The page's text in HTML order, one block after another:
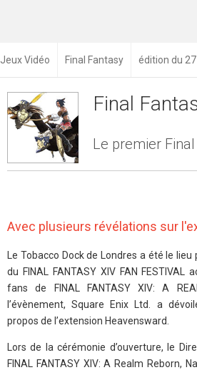
Jeux Vidéo Final Fantasy édition du
Final
Le premier
Avec plusieurs révélations sur
Le Tobacco Dock de Londres a été le
du FINAL FANTASY XIV FAN FESTIVAL
fans de FINAL FANTASY XIV: A
l’évènement, Square Enix Ltd. a
propos de l’extension Heavensward.
Lors de la cérémonie d’ouverture, le
FINAL FANTASY XIV: A Realm Reborn,